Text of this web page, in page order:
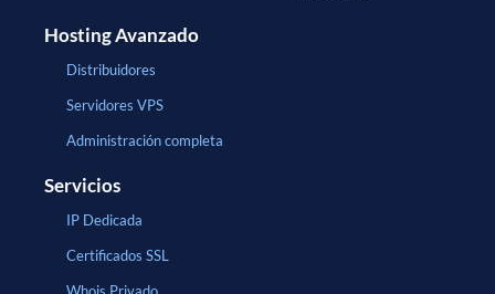
Hosting Avanzado
Distribuidores
Servidores VPS
Administración completa
Servicios
IP Dedicada
Certificados SSL
Whois Privado